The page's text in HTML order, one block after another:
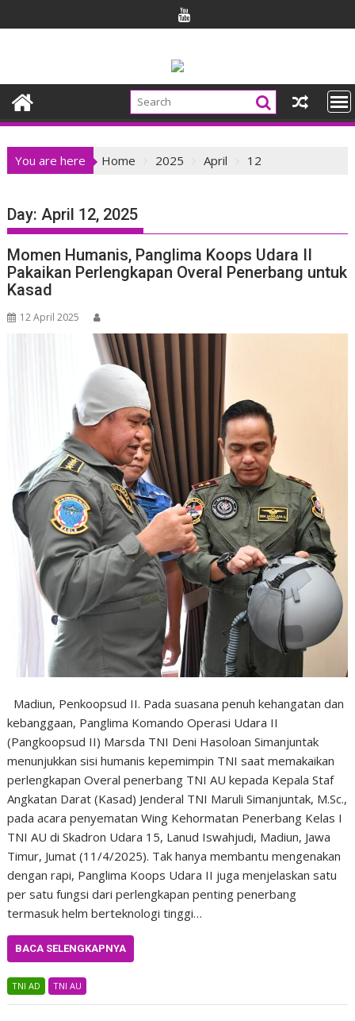
to
You are here Home 2025 April 12
Day:April 12, 2025
Momen Humanis, Panglima Koops Udara II
Pakaikan Perlengkapan Overal Penerbang untuk
Kasad
12 April 2025
Madiun, Penkoopsud II. Pada suasana penuh kehangatan dan
kebanggaan, Panglima Komando Operasi Udara II
(Pangkoopsud II) Marsda TNI Deni Hasoloan Simanjuntak
menunjukkan sisi humanis kepemimpin TNI saat memakaikan
perlengkapan Overal penerbang TNI AU kepada Kepala Staf
Angkatan Darat (Kasad) Jenderal TNI Maruli Simanjuntak, M.Sc.,
pada acara penyematan Wing Kehormatan Penerbang Kelas I
TNI AU di Skadron Udara 15, Lanud Iswahjudi, Madiun, Jawa
Timur, Jumat (11/4/2025). Tak hanya membantu mengenakan
dengan rapi, Panglima Koops Udara II juga menjelaskan satu
per satu fungsi dari perlengkapan penting penerbang
termasuk helm berteknologi tinggi…
BACA SELENGKAPNYA
TNI AD TNI AU